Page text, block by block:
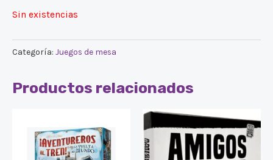
Sin existencias
Categoría: Juegos de mesa
Productos relacionados